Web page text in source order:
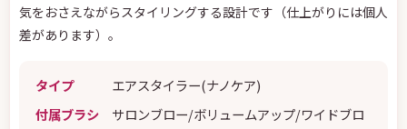
気をおさえながらスタイリングする設計です（仕上がりには個人
差があります）。
タイプ
エアスタイラー(ナノケア)
付属ブラシ
サロンブロー/ボリュームアップ/ワイドブロ